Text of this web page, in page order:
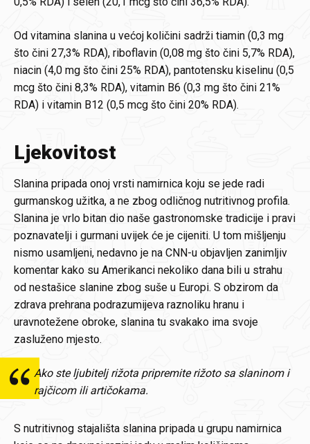
Od vitamina slanina u većoj količini sadrži tiamin (0,3 mg
što čini 27,3% RDA), riboflavin (0,08 mg što čini 5,7% RDA),
niacin (4,0 mg što čini 25% RDA), pantotensku kiselinu (0,5
mcg što čini 8,3% RDA), vitamin B6 (0,3 mg što čini 21%
RDA) i vitamin B12 (0,5 mcg što čini 20% RDA).
Ljekovitost
Slanina pripada onoj vrsti namirnica koju se jede radi
gurmanskog užitka, a ne zbog odličnog nutritivnog profila.
Slanina je vrlo bitan dio naše gastronomske tradicije i pravi
poznavatelji i gurmani uvijek će je cijeniti. U tom mišljenju
nismo usamljeni, nedavno je na CNN-u objavljen zanimljiv
komentar kako su Amerikanci nekoliko dana bili u strahu
od nestašice slanine zbog suše u Europi. S obzirom da
zdrava prehrana podrazumijeva raznoliku hranu i
uravnotežene obroke, slanina tu svakako ima svoje
zasluženo mjesto.
Ako ste ljubitelj rižota pripremite rižoto sa slaninom i
rajčicom ili artičokama.
S nutritivnog stajališta slanina pripada u grupu namirnica